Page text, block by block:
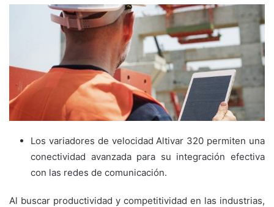
Los variadores de velocidad Altivar 320 permiten una
conectividad avanzada para su integración efectiva
con las redes de comunicación.
Al buscar productividad y competitividad en las industrias,